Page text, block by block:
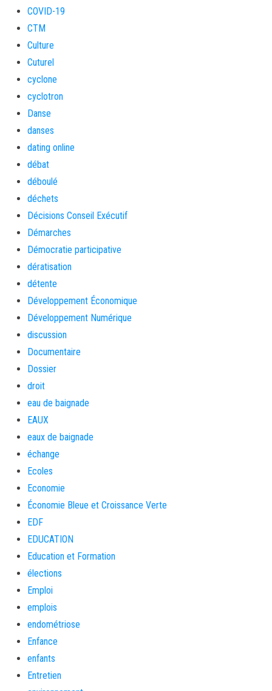
COVID-19
CTM
Culture
Cuturel
cyclone
cyclotron
Danse
danses
dating online
débat
déboulé
déchets
Décisions Conseil Exécutif
Démarches
Démocratie participative
dératisation
détente
Développement Économique
Développement Numérique
discussion
Documentaire
Dossier
droit
eau de baignade
EAUX
eaux de baignade
échange
Ecoles
Economie
Économie Bleue et Croissance Verte
EDF
EDUCATION
Education et Formation
élections
Emploi
emplois
endométriose
Enfance
enfants
Entretien